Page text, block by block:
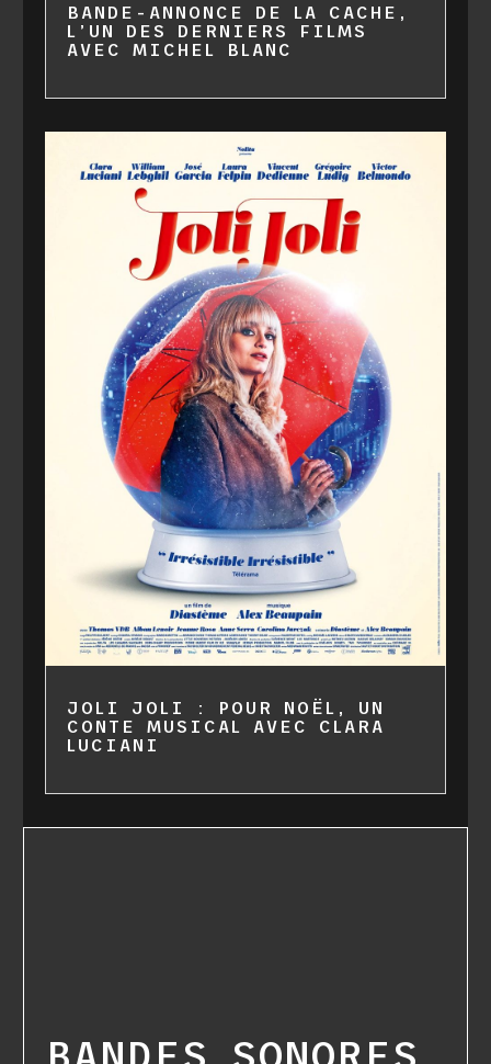
BANDE-ANNONCE DE LA CACHE,
L’UN DES DERNIERS FILMS
AVEC MICHEL BLANC
JOLI JOLI : POUR NOËL, UN
CONTE MUSICAL AVEC CLARA
LUCIANI